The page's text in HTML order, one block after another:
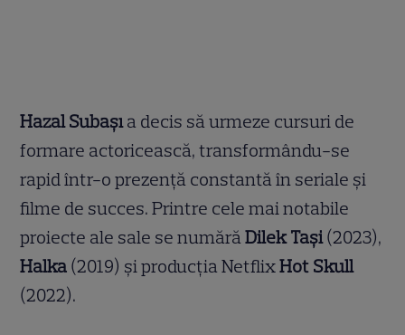
Hazal Subaşıa decis să urmeze cursuri de
formare actoricească, transformându-se
rapid într-o prezență constantă în seriale și
filme de succes. Printre cele mai notabile
proiecte ale sale se numărăDilek Taşi(2023),
Halka (2019) și producția NetflixHot Skull
(2022).